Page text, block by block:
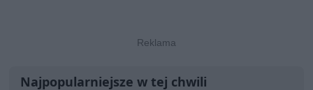
Najpopularniejsze w tej chwili